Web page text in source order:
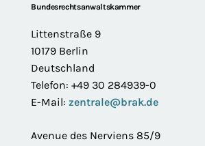
FooterBundesrechtsanwaltskammer
Littenstraße 9
10179 Berlin
Deutschland
Telefon: +49 30 284939-0
E-Mail: zentrale@brak.de
Avenue des Nerviens 85/9